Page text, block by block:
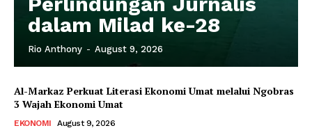
dalam Milad ke-28
Rio Anthony - August 9, 2026
Al-Markaz Perkuat Literasi Ekonomi Umat melalui Ngobras
3 Wajah Ekonomi Umat
EKONOMI August 9, 2026